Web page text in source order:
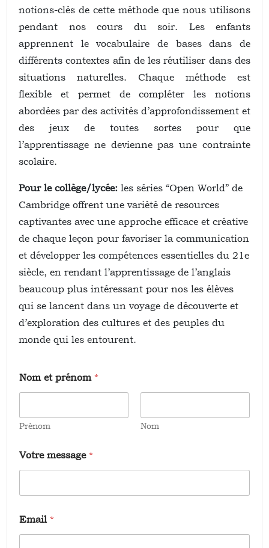
notions-clés de cette méthode que nous utilisons
pendant nos cours du soir. Les enfants
apprennent le vocabulaire de bases dans de
différents contextes afin de les réutiliser dans des
situations naturelles. Chaque méthode est
flexible et permet de compléter les notions
abordées par des activités d’approfondissement et
des jeux de toutes sortes pour que
l’apprentissage ne devienne pas une contrainte
scolaire.
Pour le collège/lycée: les séries “Open World” de
Cambridge offrent une variété de resources
captivantes avec une approche efficace et créative
de chaque leçon pour favoriser la communication
et développer les compétences essentielles du 21e
siècle, en rendant l’apprentissage de l’anglais
beaucoup plus intéressant pour nos les élèves
qui se lancent dans un voyage de découverte et
d’exploration des cultures et des peuples du
monde qui les entourent.
p
r
n
o
p
r
é
o
Nom et prénom *
Prénom Nom
Votre message *
Email *